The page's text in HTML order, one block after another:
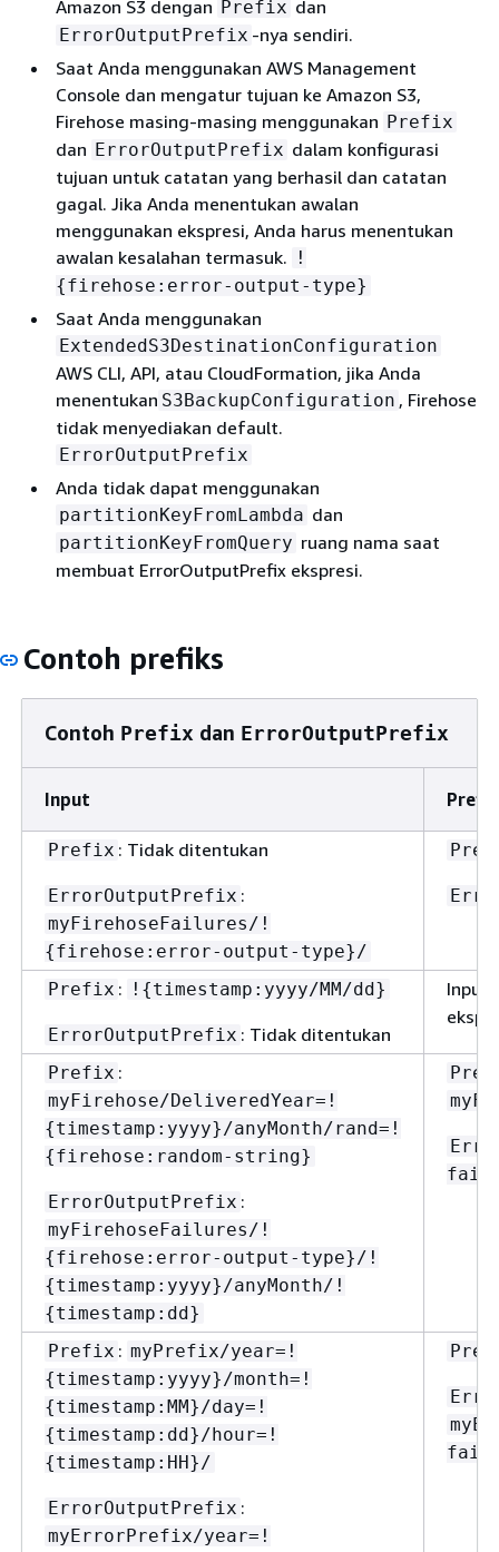
Amazon S3 dengan Prefix dan
ErrorOutputPrefix -nya sendiri.
Saat Anda menggunakan AWS Management
Console dan mengatur tujuan ke Amazon S3,
Firehose masing-masing menggunakan Prefix
dan ErrorOutputPrefix dalam konfigurasi
tujuan untuk catatan yang berhasil dan catatan
gagal. Jika Anda menentukan awalan
menggunakan ekspresi, Anda harus menentukan
awalan kesalahan termasuk.
!
{firehose:error-output-type}
Saat Anda menggunakan
ExtendedS3DestinationConfiguration
AWS CLI, API, atau CloudFormation, jika Anda
menentukan S3BackupConfiguration , Firehose
tidak menyediakan default.
ErrorOutputPrefix
Anda tidak dapat menggunakan
partitionKeyFromLambda dan
partitionKeyFromQuery ruang nama saat
membuat ErrorOutputPrefix ekspresi.
Contoh prefiks
Contoh Prefix dan ErrorOutputPrefix
Input
Prefix : Tidak ditentukan
ErrorOutputPrefix :
myFirehoseFailures/!
{firehose:error-output-type}/
Prefix : ! {timestamp:yyyy/MM/dd}
ErrorOutputPrefix : Tidak ditentukan
Input
Prefix :
myFirehose/DeliveredYear=!
{timestamp:yyyy}/anyMonth/rand=!
{firehose:random-string}
ErrorOutputPrefix :
myFirehoseFailures/!
{firehose:error-output-type}/!
{timestamp:yyyy}/anyMonth/!
{timestamp:dd}
Prefix : myPrefix/year=!
{timestamp:yyyy}/month=!
{timestamp:MM}/day=!
{timestamp:dd}/hour=!
{timestamp:HH}/
ErrorOutputPrefix :
myErrorPrefix/year=!